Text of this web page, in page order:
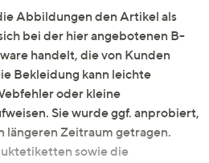
Abbildungen den Artikel als
bei der hier angebotenen B-
handelt, die von Kunden
Bekleidung kann leichte
oder kleine
Sie wurde ggf. anprobiert,
längeren Zeitraum getragen.
sowie die